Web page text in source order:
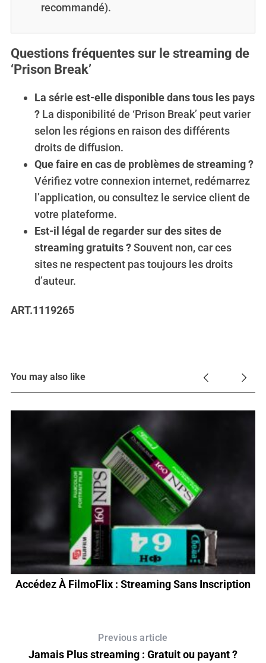
recommandé).
Questions fréquentes sur le streaming de
‘Prison Break’
La série est-elle disponible dans tous les pays
?La disponibilité de ‘Prison Break’ peut varier
selon les régions en raison des différents
droits de diffusion.
Que faire en cas de problèmes de streaming ?
Vérifiez votre connexion internet, redémarrez
l’application, ou consultez le service client de
votre plateforme.
Est-il légal de regarder sur des sites de
streaming gratuits ?Souvent non, car ces
sites ne respectent pas toujours les droits
d’auteur.
ART.1119265
You may also like
Accédez À FilmoFlix : Streaming Sans Inscription
Previous article
Jamais Plus streaming : Gratuit ou payant ?